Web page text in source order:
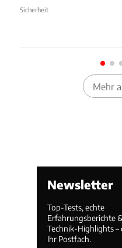
Sicherheit
Mehr
Newsletter
Top-Tests, echte
Erfahrungsberichte
Technik-Highlights –
Ihr Postfach.